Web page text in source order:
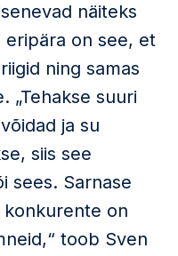
näiteks
eripära on see, et
ning samas
„Tehakse suuri
ja su
siis see
sees. Sarnase
on
toob Sven